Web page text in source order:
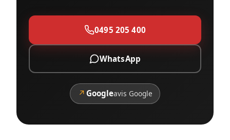
0495 205 400
WhatsApp
↗ Googleavis Google